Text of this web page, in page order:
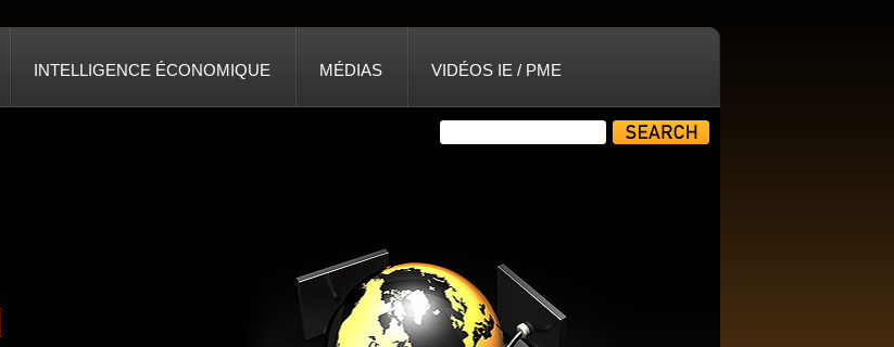
INTELLIGENCE ÉCONOMIQUE MÉDIAS VIDÉOS IE / PME